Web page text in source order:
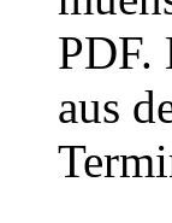
PDF.
aus